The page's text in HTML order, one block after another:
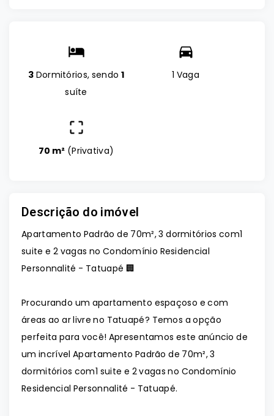
3 Dormitórios, sendo 1
suíte
1 Vaga
70 m² (Privativa)
Descrição do imóvel
Apartamento Padrão de 70m², 3 dormitórios com1
suite e 2 vagas no Condomínio Residencial
Personnalité - Tatuapé 🏢
Procurando um apartamento espaçoso e com
áreas ao ar livre no Tatuapé? Temos a opção
perfeita para você! Apresentamos este anúncio de
um incrível Apartamento Padrão de 70m², 3
dormitórios com1 suite e 2 vagas no Condomínio
Residencial Personnalité - Tatuapé.